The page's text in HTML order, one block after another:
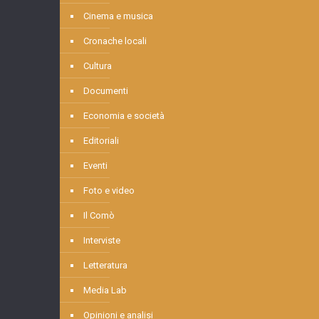
Cinema e musica
Cronache locali
Cultura
Documenti
Economia e società
Editoriali
Eventi
Foto e video
Il Comò
Interviste
Letteratura
Media Lab
Opinioni e analisi